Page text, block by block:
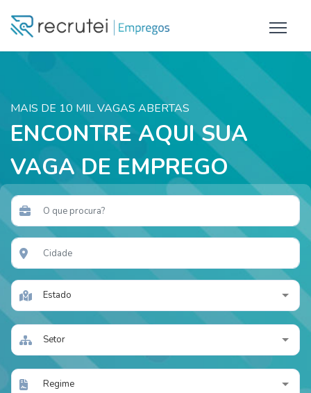
MAIS DE 10 MIL VAGAS ABERTAS
ENCONTRE AQUI SUA
VAGA DE EMPREGO
Estado
Setor
Regime